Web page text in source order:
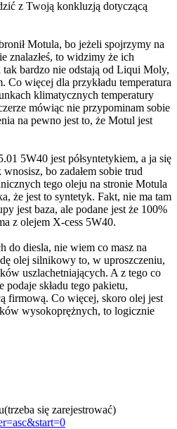
z Twoją konkluzją dotyczącą
Motula, bo jeżeli spojrzymy na
znalazłeś, to widzimy że ich
bardzo nie odstają od Liqui Moly,
Co więcej dla przykładu temperatura
klimatycznych temperatury
mówiąc nie przypominam sobie
na pewno jest to, że Motul jest
5W40 jest półsyntetykiem, a ja się
bo zadałem sobie trud
tego oleju na stronie Motula
że jest to syntetyk. Fakt, nie ma tam
jest baza, ale podane jest że 100%
z olejem X-cess 5W40.
do diesla, nie wiem co masz na
olej silnikowy to, w uproszczeniu,
uszlachetniających. A z tego co
składu tego pakietu,
firmową. Co więcej, skoro olej jest
wysokoprężnych, to logicznie
się zarejestrować)